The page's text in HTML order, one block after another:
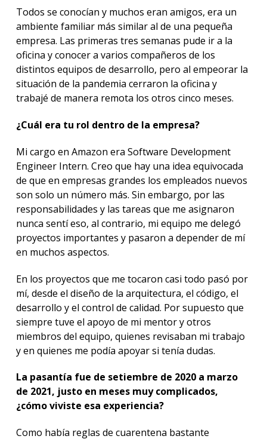
Todos se conocían y muchos eran amigos, era un
ambiente familiar más similar al de una pequeña
empresa. Las primeras tres semanas pude ir a la
oficina y conocer a varios compañeros de los
distintos equipos de desarrollo, pero al empeorar la
situación de la pandemia cerraron la oficina y
trabajé de manera remota los otros cinco meses.
¿Cuál era tu rol dentro de la empresa?
Mi cargo en Amazon era Software Development
Engineer Intern. Creo que hay una idea equivocada
de que en empresas grandes los empleados nuevos
son solo un número más. Sin embargo, por las
responsabilidades y las tareas que me asignaron
nunca sentí eso, al contrario, mi equipo me delegó
proyectos importantes y pasaron a depender de mí
en muchos aspectos.
En los proyectos que me tocaron casi todo pasó por
mí, desde el diseño de la arquitectura, el código, el
desarrollo y el control de calidad. Por supuesto que
siempre tuve el apoyo de mi mentor y otros
miembros del equipo, quienes revisaban mi trabajo
y en quienes me podía apoyar si tenía dudas.
La pasantía fue de setiembre de 2020 a marzo
de 2021, justo en meses muy complicados,
¿cómo viviste esa experiencia?
Como había reglas de cuarentena bastante